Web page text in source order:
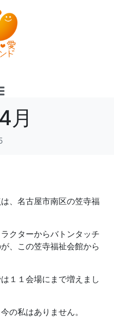
月
、名古屋市南区の笠寺福
クターからバトンタッチ
、この笠寺福祉会館から
１１会場にまで増えまし
の私はありません。